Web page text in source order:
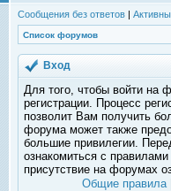
Сообщения без ответов |
Список форумов
Вход
Для того, чтобы войти на
регистрации. Процесс
позволит Вам получить
форума может также
большие привилегии.
ознакомиться с
присутствие на форумах
Общие правила|